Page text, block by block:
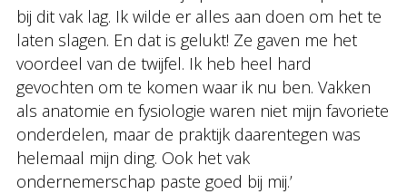
bij dit vak lag. Ik wilde er alles aan doen om het te
laten slagen. En dat is gelukt! Ze gaven me het
voordeel van de twijfel. Ik heb heel hard
gevochten om te komen waar ik nu ben. Vakken
als anatomie en fysiologie waren niet mijn favoriete
onderdelen, maar de praktijk daarentegen was
helemaal mijn ding. Ook het vak
ondernemerschap paste goed bij mij.’